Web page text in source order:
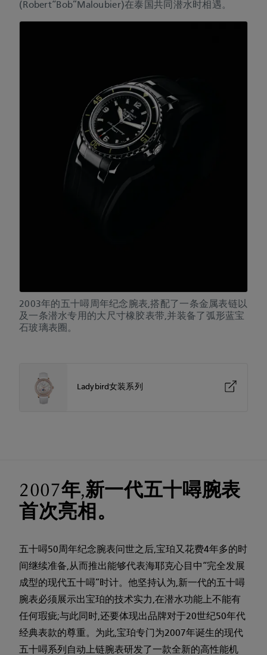
(Robert“Bob”Maloubier)在泰国共同潜水时相遇。
2003年的五十噚周年纪念腕表,搭配了一条金属表链以
及一条潜水专用的大尺寸橡胶表带,并装备了弧形蓝宝
石玻璃表圈。
Ladybird女装系列
2007年,新一代五十噚腕表
首次亮相。
五十噚50周年纪念腕表问世之后,宝珀又花费4年多的时
间继续准备,从而推出能够代表海耶克心目中“完全发展
成型的现代五十噚”时计。他坚持认为,新一代的五十噚
腕表必须展示出宝珀的技术实力,在潜水功能上不能有
任何瑕疵;与此同时,还要体现出品牌对于20世纪50年代
经典表款的尊重。为此,宝珀专门为2007年诞生的现代
五十噚系列自动上链腕表研发了一款全新的高性能机